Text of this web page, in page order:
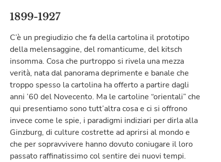
1899-1927
C’è un pregiudizio che fa della cartolina il prototipo
della melensaggine, del romanticume, del kitsch
insomma. Cosa che purtroppo si rivela una mezza
verità, nata dal panorama deprimente e banale che
troppo spesso la cartolina ha offerto a partire dagli
anni ’60 del Novecento. Ma le cartoline “orientali” che
qui presentiamo sono tutt’altra cosa e ci si offrono
invece come le spie, i paradigmi indiziari per dirla alla
Ginzburg, di culture costrette ad aprirsi al mondo e
che per sopravvivere hanno dovuto coniugare il loro
passato raffinatissimo col sentire dei nuovi tempi.